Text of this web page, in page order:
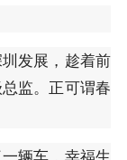
发展，趁着前
监。正可谓春